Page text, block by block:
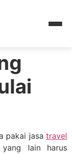
pakai jasa travel
lain harus